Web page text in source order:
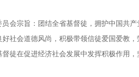
会宗旨：团结全省基督徒，拥护中国共
社会道德风尚，积极带领信徒爱国爱教
徒在促进经济社会发展中发挥积极作用